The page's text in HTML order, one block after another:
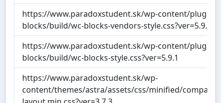
https://www.paradoxstudent.sk/wp-content/
blocks/build/wc-blocks-vendors-style.css?ver=5.9.1
https://www.paradoxstudent.sk/wp-content/
blocks/build/wc-blocks-style.css?ver=5.9.1
https://www.paradoxstudent.sk/wp-
content/themes/astra/assets/css/minified/